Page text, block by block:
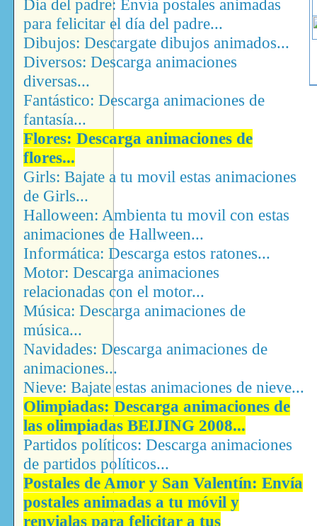
Dia del padre: Envía postales animadas
para felicitar el día del padre...
Dibujos: Descargate dibujos animados...
Diversos: Descarga animaciones
diversas...
Fantástico: Descarga animaciones de
fantasía...
Flores: Descarga animaciones de
flores...
Girls: Bajate a tu movil estas animaciones
de Girls...
Halloween: Ambienta tu movil con estas
animaciones de Hallween...
Informática: Descarga estos ratones...
Motor: Descarga animaciones
relacionadas con el motor...
Música: Descarga animaciones de
música...
Navidades: Descarga animaciones de
animaciones...
Nieve: Bajate estas animaciones de nieve...
Olimpiadas: Descarga animaciones de
las olimpiadas BEIJING 2008...
Partidos políticos: Descarga animaciones
de partidos políticos...
Postales de Amor y San Valentín: Envía
postales animadas a tu móvil y
renvialas para felicitar a tus